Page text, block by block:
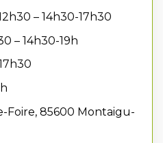
– 14h30-17h30
– 14h30-19h
Foire, 85600 Montaigu-